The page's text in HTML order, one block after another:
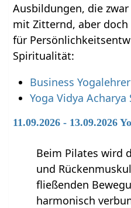
Ausbildungen, die
mit Zitternd‏‎, aber doch interessant sein können
für
Spiritualität:
Business
Yoga Vidya
11.09.2026 - 13.09.2026
Beim Pilates wird
und
fließenden
harmonisch